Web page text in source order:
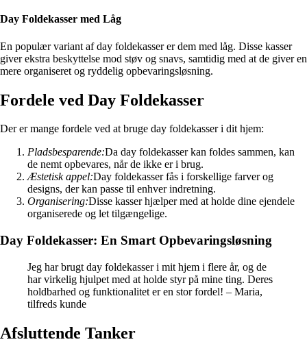
Day Foldekasser med Låg
En populær variant af day foldekasser er dem med låg. Disse kasser
giver ekstra beskyttelse mod støv og snavs, samtidig med at de giver en
mere organiseret og ryddelig opbevaringsløsning.
Fordele ved Day Foldekasser
Der er mange fordele ved at bruge day foldekasser i dit hjem:
Pladsbesparende:Da day foldekasser kan foldes sammen, kan
de nemt opbevares, når de ikke er i brug.
Æstetisk appel:Day foldekasser fås i forskellige farver og
designs, der kan passe til enhver indretning.
Organisering:Disse kasser hjælper med at holde dine ejendele
organiserede og let tilgængelige.
Day Foldekasser: En Smart Opbevaringsløsning
Jeg har brugt day foldekasser i mit hjem i flere år, og de
har virkelig hjulpet med at holde styr på mine ting. Deres
holdbarhed og funktionalitet er en stor fordel! – Maria,
tilfreds kunde
Afsluttende Tanker